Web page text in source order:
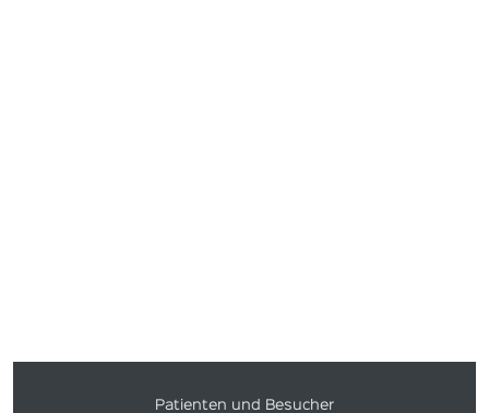
Patienten und Besucher